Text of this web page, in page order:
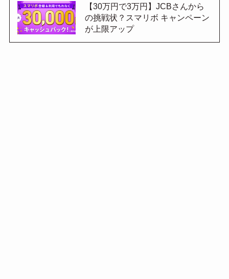
【30万円で3万円】JCBさんから
の挑戦状？スマリボ キャンペーン
が上限アップ